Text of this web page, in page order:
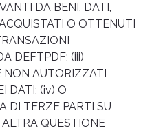
DA BENI, DATI,
O OTTENUTI
DEFTPDF; (iii)
NON AUTORIZZATI
DATI; (iv) O
DI TERZE PARTI SU
QUESTIONE